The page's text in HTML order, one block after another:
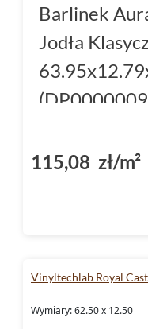
Barlinek
Jodła
115,08 zł/m²
Vinyltechlab Royal
Wymiary: 62.50 x 12.50